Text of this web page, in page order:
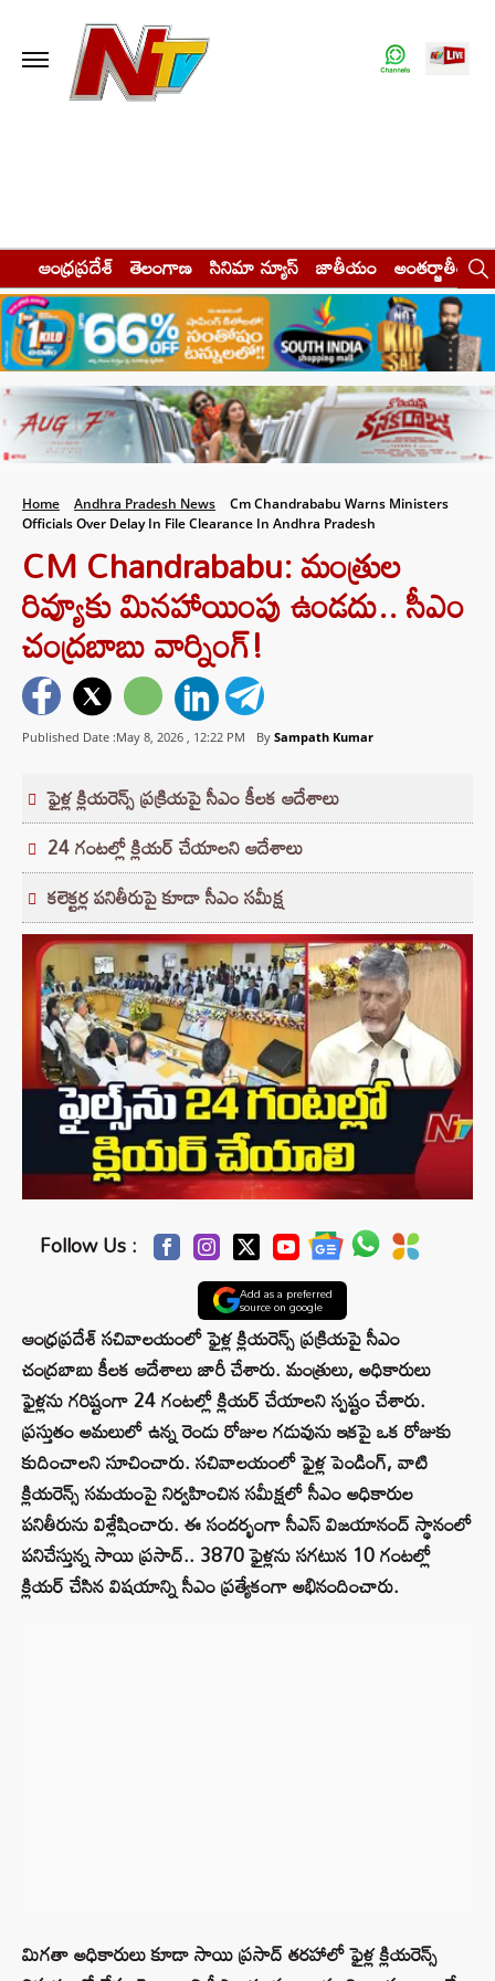
ఆంధ్రప్రదేశ్ తెలంగాణ సినిమా న్యూస్ జాతీయం అంతర్జాతీయం
Home Andhra Pradesh News
Cm Chandrababu Warns Ministers
Officials Over Delay In File Clearance In Andhra Pradesh
CM Chandrababu: మంత్రుల
రివ్యూకు మినహాయింపు ఉండదు.. సీఎం
చంద్రబాబు వార్నింగ్!
Published Date :May 8, 2026 , 12:22 PM By Sampath Kumar
ఫైళ్ల క్లియరెన్స్ ప్రక్రియపై సీఎం కీలక ఆదేశాలు
24 గంటల్లో క్లియర్ చేయాలని ఆదేశాలు
కలెక్టర్ల పనితీరుపై కూడా సీఎం సమీక్ష
Follow Us :
Add as a preferred
source on google
ఆంధ్రప్రదేశ్ సచివాలయంలో ఫైళ్ల క్లియరెన్స్ ప్రక్రియపై సీఎం
చంద్రబాబు కీలక ఆదేశాలు జారీ చేశారు. మంత్రులు, అధికారులు
ఫైళ్లను గరిష్టంగా 24 గంటల్లో క్లియర్ చేయాలని స్పష్టం చేశారు.
ప్రస్తుతం అమలులో ఉన్న రెండు రోజుల గడువును ఇకపై ఒక రోజుకు
కుదించాలని సూచించారు. సచివాలయంలో ఫైళ్ల పెండింగ్, వాటి
క్లియరెన్స్ సమయంపై నిర్వహించిన సమీక్షలో సీఎం అధికారుల
పనితీరును విశ్లేషించారు. ఈ సందర్భంగా సీఎస్ విజయానంద్ స్థానంలో
పనిచేస్తున్న సాయి ప్రసాద్.. 3870 ఫైళ్లను సగటున 10 గంటల్లో
క్లియర్ చేసిన విషయాన్ని సీఎం ప్రత్యేకంగా అభినందించారు.
మిగతా అధికారులు కూడా సాయి ప్రసాద్ తరహాలో ఫైళ్ల క్లియరెన్స్